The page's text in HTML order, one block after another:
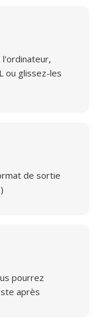
l'ordinateur,
ou glissez-les
de sortie
pourrez
après